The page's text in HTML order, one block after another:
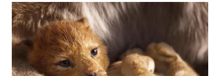
WN
PURWAKARTA
PRIANGAN